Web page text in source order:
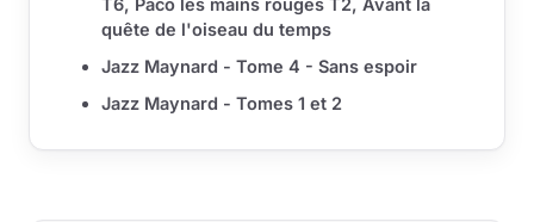
T6, Paco les mains rouges T2, Avant la
quête de l'oiseau du temps
Jazz Maynard - Tome 4 - Sans espoir
Jazz Maynard - Tomes 1 et 2